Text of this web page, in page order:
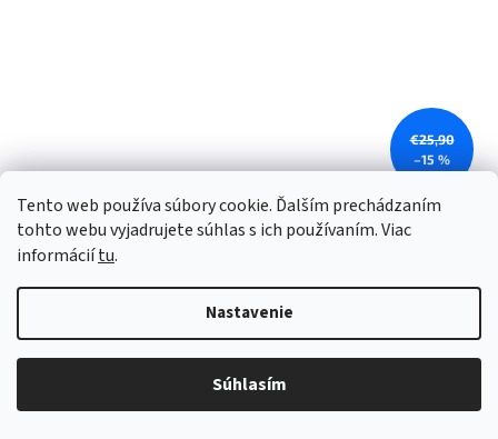
Tento web používa súbory cookie. Ďalším prechádzaním
tohto webu vyjadrujete súhlas s ich používaním. Viac
informáciítu.
Nastavenie
Súhlasím
€25,90
–15 %
Thermos FUNtainer - detská termoska so slamkou
JEDNOROŽEC - 355 ml TOP AKCIA!
Skladom(4 ks)
€21,90 DETAIL